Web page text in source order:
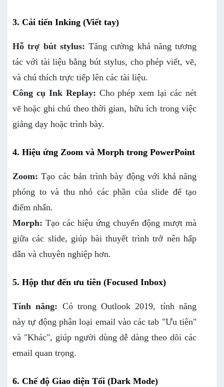
3. Cải tiến Inking (Viết tay)
Hỗ trợ bút stylus: Tăng cường khả năng tương
tác với tài liệu bằng bút stylus, cho phép viết, vẽ,
và chú thích trực tiếp lên các tài liệu.
Công cụ Ink Replay: Cho phép xem lại các nét
vẽ hoặc ghi chú theo thời gian, hữu ích trong việc
giảng dạy hoặc trình bày.
4. Hiệu ứng Zoom và Morph trong PowerPoint
Zoom: Tạo các bản trình bày động với khả năng
phóng to và thu nhỏ các phần của slide để tạo
điểm nhấn.
Morph: Tạo các hiệu ứng chuyển động mượt mà
giữa các slide, giúp bài thuyết trình trở nên hấp
dẫn và chuyên nghiệp hơn.
5. Hộp thư đến ưu tiên (Focused Inbox)
Tính năng: Có trong Outlook 2019, tính năng
này tự động phân loại email vào các tab "Ưu tiên"
và "Khác", giúp người dùng dễ dàng theo dõi các
email quan trọng.
6. Chế độ Giao diện Tối (Dark Mode)